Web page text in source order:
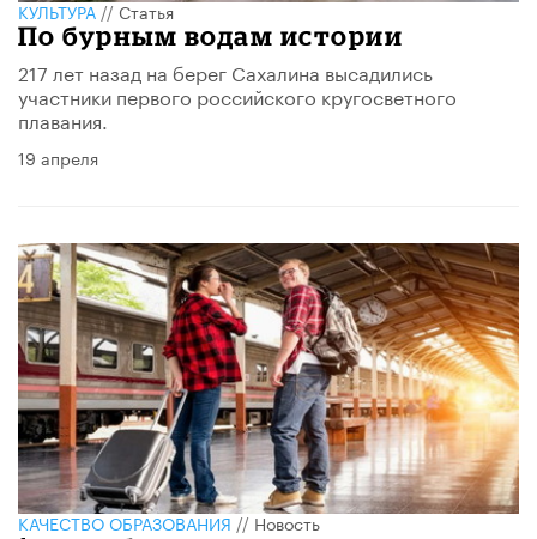
КУЛЬТУРА//Статья
По бурным водам истории
217 лет назад на берег Сахалина высадились
участники первого российского кругосветного
плавания.
19 апреля
КАЧЕСТВО ОБРАЗОВАНИЯ// Новость